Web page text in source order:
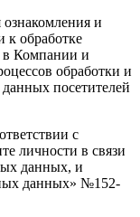
ознакомления и
обработке
в Компании и
обработки и
посетителей
с
личности в связи
данных, и
данных» №152-